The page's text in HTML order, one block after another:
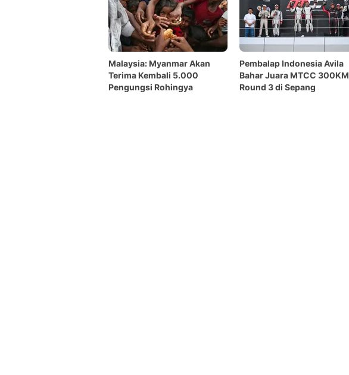
Malaysia: Myanmar Akan
Terima Kembali 5.000
Pengungsi Rohingya
Pembalap Indonesia Avila
Bahar Juara MTCC 300KM
Round 3 di Sepang